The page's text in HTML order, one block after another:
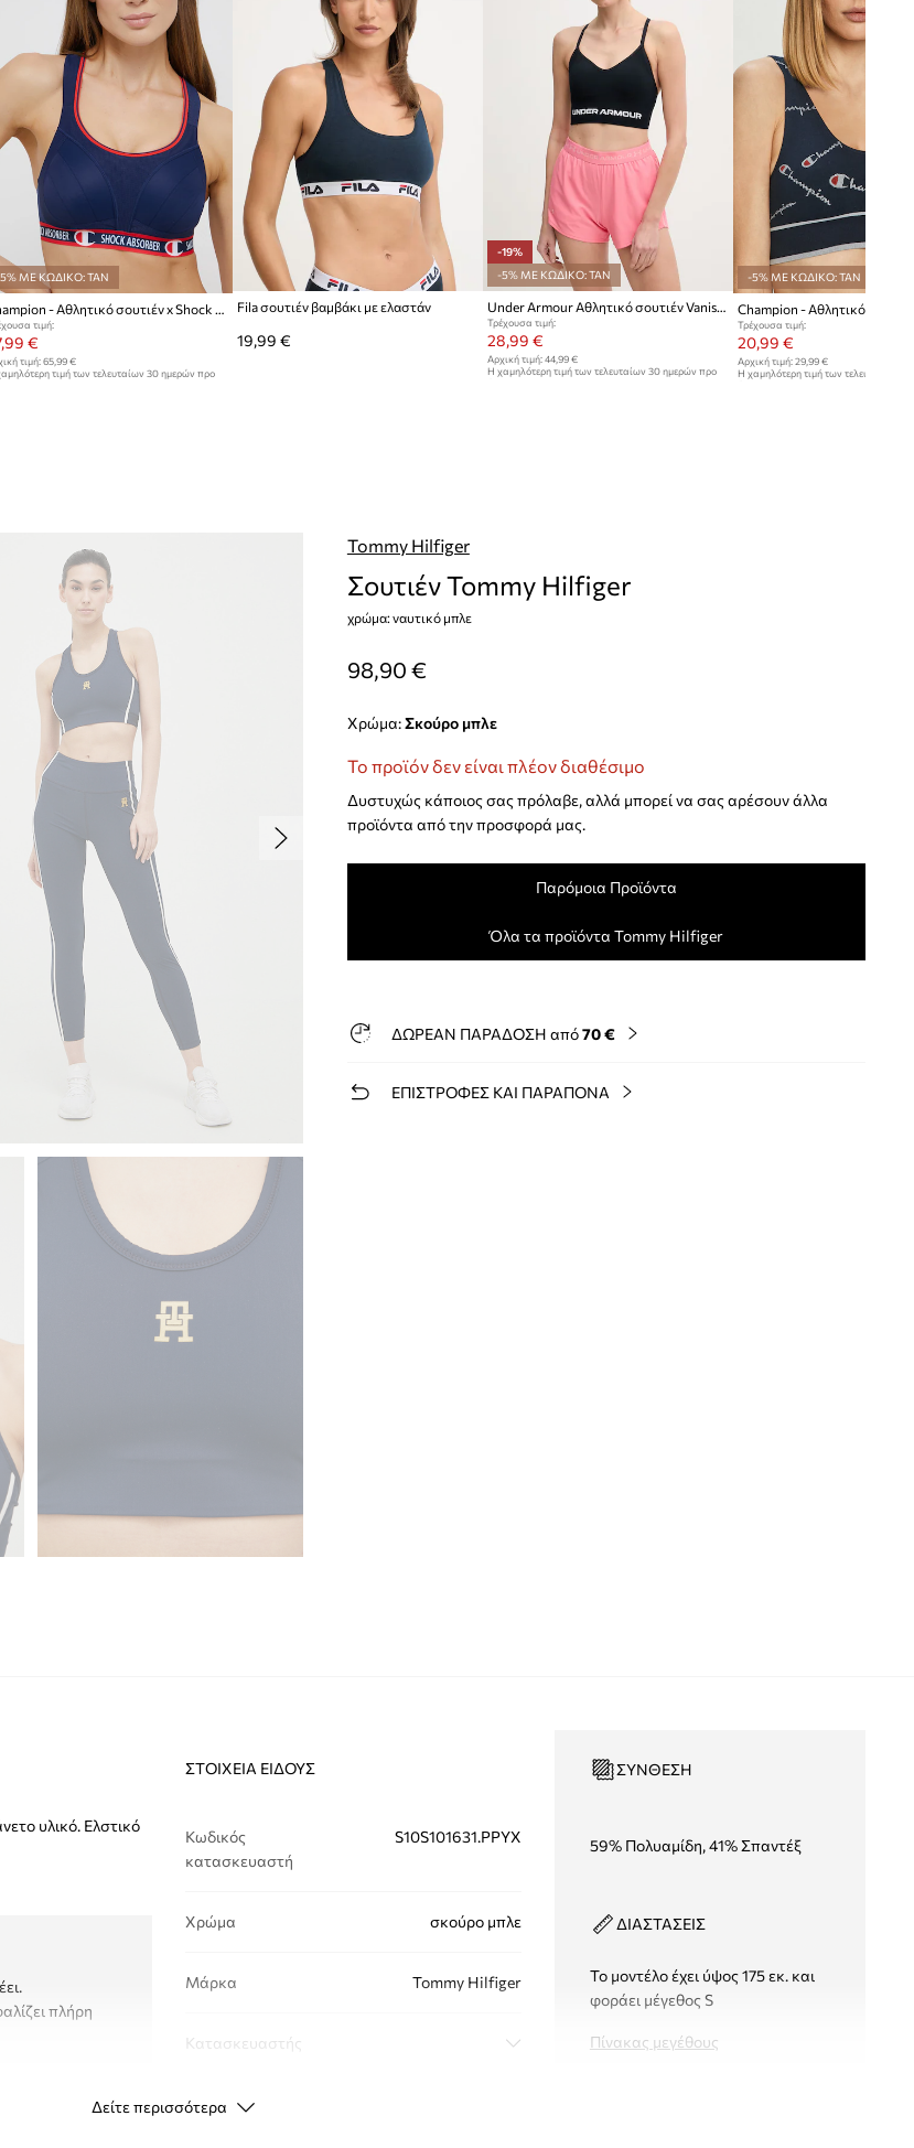
ΜΕ ΚΩΔΙΚΟ: TAN
τιμή:
€
τιμή: 65,99 €
τιμή των τελευταίων 30 ημερών προ
Fila σουτιέν βαμβάκι με ελαστάν
19,99 €
-19%
-5% ΜΕ ΚΩΔΙΚΟ: TAN
Under Armour Αθλητικό σουτιέν Vanish Seamless
Τρέχουσα τιμή:
28,99 €
Αρχική τιμή:44,99 €
Η χαμηλότερη τιμή των τελευταίων 30 ημερών προ
-5% ΜΕ ΚΩΔΙΚΟ: TAN
Champion - Αθλητικό
Τρέχουσα τιμή:
20,99 €
Αρχική τιμή: 29,99 €
Η χαμηλότερη τιμή των τελευταίων
Tommy Hilfiger
Σουτιέν Tommy Hilfiger
χρώμα: ναυτικό μπλε
98,90 €
Χρώμα: σκούρο μπλε
Το προϊόν δεν είναι πλέον διαθέσιμο
Δυστυχώς κάποιος σας πρόλαβε, αλλά μπορεί να σας αρέσουν άλλα
προϊόντα από την προσφορά μας.
Παρόμοια Προϊόντα
Όλα τα προϊόντα Tommy Hilfiger
ΔΩΡΕΑΝ ΠΑΡΑΔΟΣΗ από70 €
ΕΠΙΣΤΡΟΦΕΣ ΚΑΙ ΠΑΡΑΠΟΝΑ
υλικό. Ελστικό
πλήρη
ΣΤΟΙΧΕΊΑ ΕΊΔΟΥΣ
Κωδικός
κατασκευαστή
S10S101631.PPYX
Χρώμα σκούρο μπλε
Μάρκα Tommy Hilfiger
Κατασκευαστής
ID προϊόντος
ΣΎΝΘΕΣΗ
59% Πολυαμίδη, 41% Σπαντέξ
ΔΙΑΣΤΑΣΕΙΣ
Το μοντέλο έχει ύψος 175 εκ. και
φοράει μέγεθος S
Πίνακας μεγέθους
Δείτε περισσότερα